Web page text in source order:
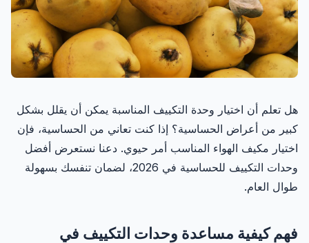
هل تعلم أن اختيار وحدة التكييف المناسبة يمكن أن يقلل بشكل
كبير من أعراض الحساسية؟ إذا كنت تعاني من الحساسية، فإن
اختيار مكيف الهواء المناسب أمر حيوي. دعنا نستعرض أفضل
وحدات التكييف للحساسية في 2026، لضمان تنفسك بسهولة
طوال العام.
فهم كيفية مساعدة وحدات التكييف في